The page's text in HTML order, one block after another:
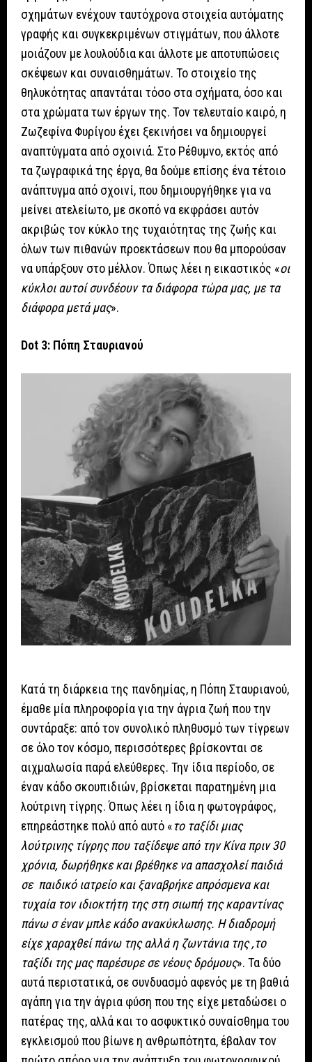
σχημάτων ενέχουν ταυτόχρονα στοιχεία αυτόματης
γραφής και συγκεκριμένων στιγμάτων, που άλλοτε
μοιάζουν με λουλούδια και άλλοτε με αποτυπώσεις
σκέψεων και συναισθημάτων. Το στοιχείο της
θηλυκότητας απαντάται τόσο στα σχήματα, όσο και
στα χρώματα των έργων της. Τον τελευταίο καιρό, η
Ζωζεφίνα Φυρίγου έχει ξεκινήσει να δημιουργεί
αναπτύγματα από σχοινιά. Στο Ρέθυμνο, εκτός από
τα ζωγραφικά της έργα, θα δούμε επίσης ένα τέτοιο
ανάπτυγμα από σχοινί, που δημιουργήθηκε για να
μείνει ατελείωτο, με σκοπό να εκφράσει αυτόν
ακριβώς τον κύκλο της τυχαιότητας της ζωής και
όλων των πιθανών προεκτάσεων που θα μπορούσαν
να υπάρξουν στο μέλλον. Όπως λέει η εικαστικός «οι
κύκλοι αυτοί συνδέουν τα διάφορα τώρα μας, με τα
διάφορα μετά μας».
Dot 3: Πόπη Σταυριανού
Κατά τη διάρκεια της πανδημίας, η Πόπη Σταυριανού,
έμαθε μία πληροφορία για την άγρια ζωή που την
συντάραξε: από τον συνολικό πληθυσμό των τίγρεων
σε όλο τον κόσμο, περισσότερες βρίσκονται σε
αιχμαλωσία παρά ελεύθερες. Την ίδια περίοδο, σε
έναν κάδο σκουπιδιών, βρίσκεται παρατημένη μια
λούτρινη τίγρης. Όπως λέει η ίδια η φωτογράφος,
επηρεάστηκε πολύ από αυτό «το ταξίδι μιας
λούτρινης τίγρης που ταξίδεψε από την Κίνα πριν 30
χρόνια, δωρήθηκε και βρέθηκε να απασχολεί παιδιά
σε παιδικό ιατρείο και ξαναβρήκε απρόσμενα και
τυχαία τον ιδιοκτήτη της στη σιωπή της καραντίνας
πάνω σ έναν μπλε κάδο ανακύκλωσης. Η διαδρομή
είχε χαραχθεί πάνω της αλλά η ζωντάνια της ,το
ταξίδι της μας παρέσυρε σε νέους δρόμους». Τα δύο
αυτά περιστατικά, σε συνδυασμό αφενός με τη βαθιά
αγάπη για την άγρια φύση που της είχε μεταδώσει ο
πατέρας της, αλλά και το ασφυκτικό συναίσθημα του
εγκλεισμού που βίωνε η ανθρωπότητα, έβαλαν τον